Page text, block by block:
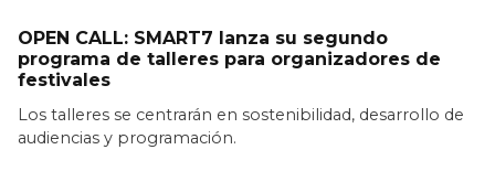
OPEN CALL: SMART7 lanza su segundo
programa de talleres para organizadores de
festivales
Los talleres se centrarán en sostenibilidad, desarrollo de
audiencias y programación.